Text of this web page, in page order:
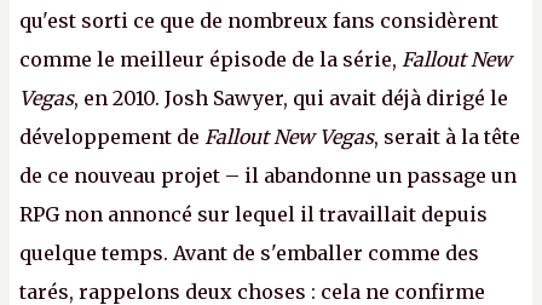
qu'est sorti ce que de nombreux fans considèrent
comme le meilleur épisode de la série, Fallout New
Vegas, en 2010. Josh Sawyer, qui avait déjà dirigé le
développement de Fallout New Vegas, serait à la tête
de ce nouveau projet – il abandonne un passage un
RPG non annoncé sur lequel il travaillait depuis
quelque temps. Avant de s'emballer comme des
tarés, rappelons deux choses : cela ne confirme